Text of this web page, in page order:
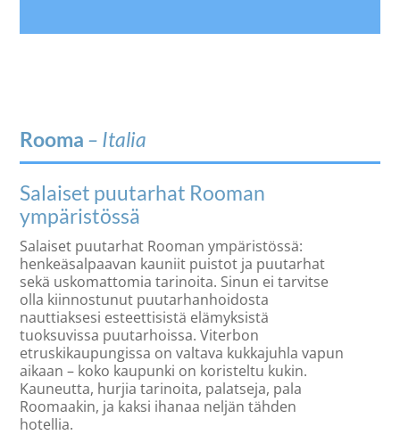
Rooma – Italia
Salaiset puutarhat Rooman
ympäristössä
Salaiset puutarhat Rooman ympäristössä:
henkeäsalpaavan kauniit puistot ja puutarhat
sekä uskomattomia tarinoita. Sinun ei tarvitse
olla kiinnostunut puutarhanhoidosta
nauttiaksesi esteettisistä elämyksistä
tuoksuvissa puutarhoissa. Viterbon
etruskikaupungissa on valtava kukkajuhla vapun
aikaan – koko kaupunki on koristeltu kukin.
Kauneutta, hurjia tarinoita, palatseja, pala
Roomaakin, ja kaksi ihanaa neljän tähden
hotellia.